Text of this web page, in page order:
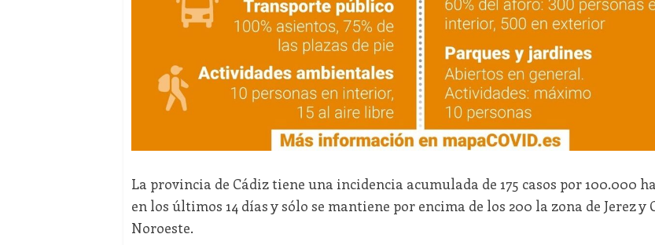
La provincia de Cádiz tiene una incidencia acumulada de 175 casos por 100.000
en los últimos 14 días y sólo se mantiene por encima de los 200 la zona de Jerez y
Noroeste.